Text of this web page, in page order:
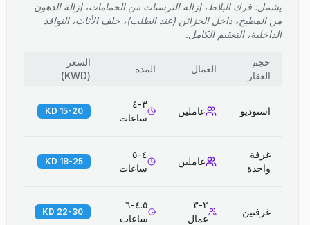
يشمل: فرك البلاط، إزالة الترسبات من الحمامات، إزالة الدهون
من المطبخ، داخل الخزائن (عند الطلب)، خلف الأثاث، النوافذ
الداخلية، التعقيم الكامل.
حجم
العقار
العمال المدة
السعر
(
KWD
)
استوديو عاملين
٣-٤
ساعات
15-20 KD
غرفة
واحدة
عاملين
٤-٥
ساعات
18-25 KD
غرفتين
٢-٣
عمال
٤.٥-٦
ساعات
22-30 KD